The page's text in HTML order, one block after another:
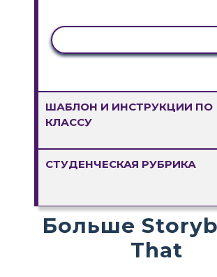
ШАБЛОН И ИНСТРУКЦИИ ПО
КЛАССУ
СТУДЕНЧЕСКАЯ РУБРИКА
Больше
That